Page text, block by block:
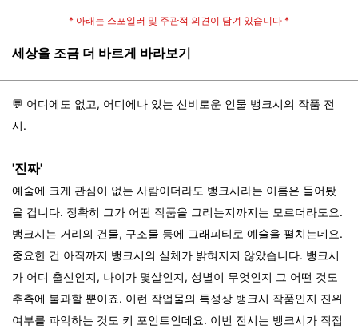
* 아래는 스포일러 및 주관적 의견이 담겨 있습니다 *
세상을 조금 더 바르게 바라보기
💬 어디에도 없고, 어디에나 있는 신비로운 인물 뱅크시의 작품 전
시.
'진짜'
예술에 크게 관심이 없는 사람이더라도 뱅크시라는 이름은 들어봤
을 겁니다. 정확히 그가 어떤 작품을 그리는지까지는 모르더라도요.
뱅크시는 거리의 건물, 구조물 등에 그래피티로 예술을 펼치는데요.
중요한 건 아직까지 뱅크시의 실체가 밝혀지지 않았습니다. 뱅크시
가 어디 출신인지, 나이가 몇살인지, 성별이 무엇인지 그 어떤 것도
추측에 불과할 뿐이죠. 이런 작업물의 특성상 뱅크시 작품인지 진위
여부를 파악하는 것도 키 포인트인데요. 이번 전시는 뱅크시가 직접